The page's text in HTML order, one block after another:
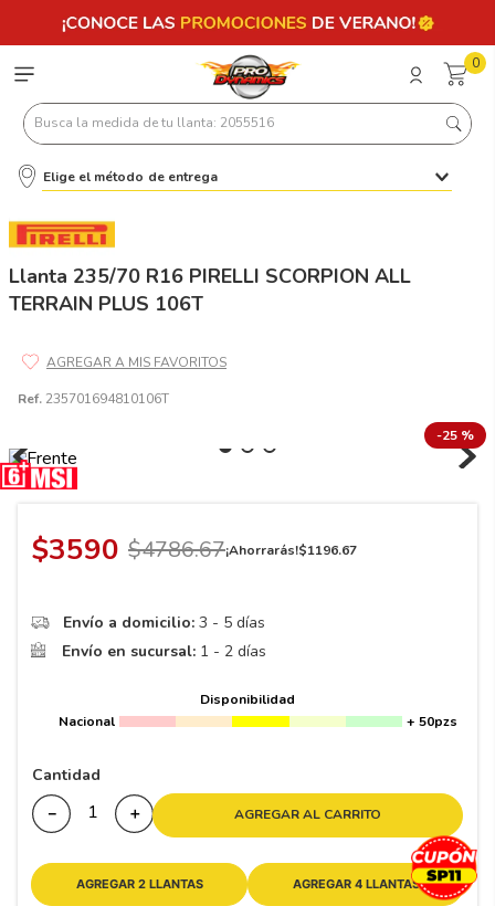
0
Busca la medida de tu llanta: 2055516
Elige el método de entrega
Llanta 235/70 R16 PIRELLI SCORPION ALL
TERRAIN PLUS 106T
Ref. 235701694810106T
-25 %
$3590 $4786.67¡Ahorrarás!$1196.67
Envío a domicilio: 3 - 5 días
Envío en sucursal: 1 - 2 días
Disponibilidad
Nacional
+ 50pzs
Cantidad
＋
－ AGREGAR AL CARRITO
AGREGAR 2 LLANTAS AGREGAR 4 LLANTAS
Términos más buscados
7 245